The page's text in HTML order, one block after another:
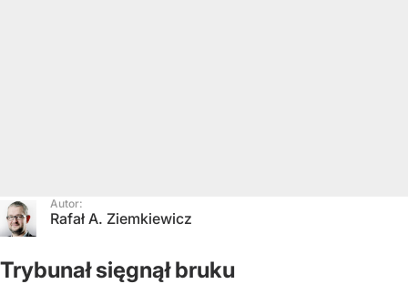
Autor:
Rafał A. Ziemkiewicz
Trybunał sięgnął bruku